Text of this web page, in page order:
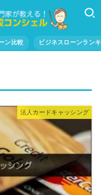
ン比較 ビジネスローンラン
法人カードキャッシング